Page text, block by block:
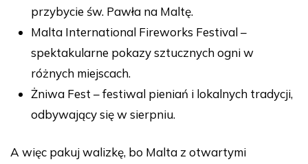
przybycie św. Pawła na Maltę.
Malta International Fireworks Festival –
spektakularne pokazy sztucznych ogni w
różnych miejscach.
Żniwa Fest – festiwal pieniań i lokalnych tradycji,
odbywający się w sierpniu.
A więc pakuj walizkę, bo Malta z otwartymi